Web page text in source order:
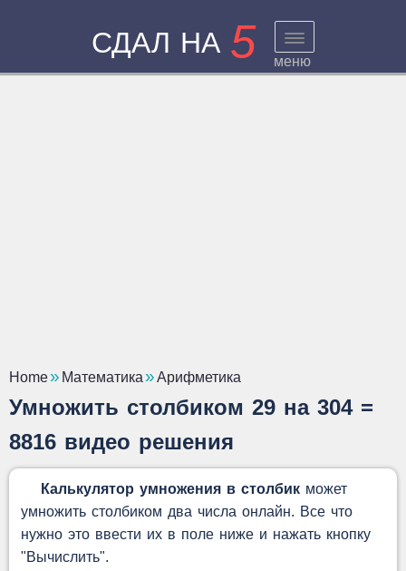
СДАЛ НА 5 меню
Home Математика Арифметика
Умножить столбиком 29 на 304 =
8816 видео решения
Калькулятор умножения в столбик может
умножить столбиком два числа онлайн. Все что
нужно это ввести их в поле ниже и нажать кнопку
"Вычислить".